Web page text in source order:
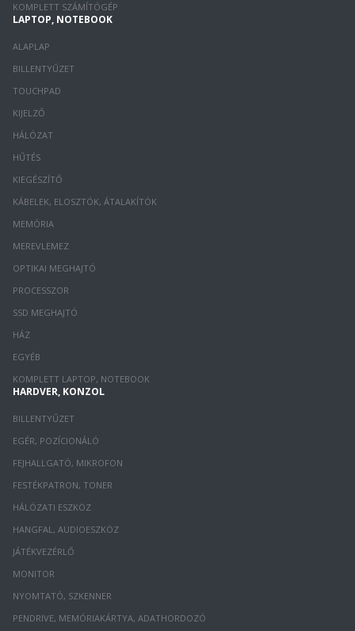
KOMPLETT SZÁMÍTÓGÉP
LAPTOP, NOTEBOOK
ALAPLAP
BILLENTYŰZET
TOUCHPAD
KIJELZŐ
HÁLÓZAT
HŰTÉS
KIEGÉSZÍTŐ
KÁBELEK, ELOSZTÓK, ÁTALAKÍTÓK
MEMÓRIA
MEREVLEMEZ
OPTIKAI MEGHAJTÓ
PROCESSZOR
SSD MEGHAJTÓ
HÁZ
EGYÉB
KOMPLETT LAPTOP, NOTEBOOK
HARDVER, KONZOL
BILLENTYŰZET
EGÉR, POZÍCIONÁLÓ
FEJHALLGATÓ, MIKROFON
FESTÉKPATRON, TONER
HÁLÓZATI ESZKÖZ
HANGFAL, AUDIOESZKÖZ
JÁTÉKVEZÉRLŐ
MONITOR
NYOMTATÓ, SZKENNER
PENDRIVE, MEMÓRIAKÁRTYA, ADATHORDOZÓ